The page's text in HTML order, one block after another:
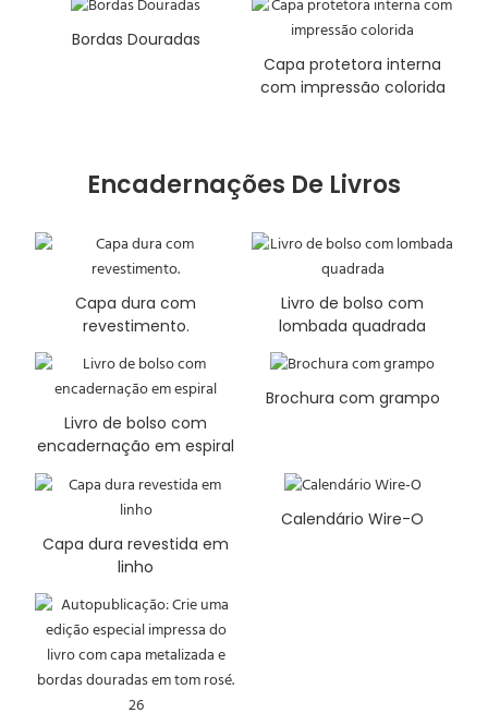
Bordas Douradas
Capa protetora interna
com impressão colorida
Encadernações De Livros
Capa dura com
revestimento.
Livro de bolso com
lombada quadrada
Livro de bolso com
encadernação em espiral
Brochura com grampo
Capa dura revestida em
linho
Calendário Wire-O